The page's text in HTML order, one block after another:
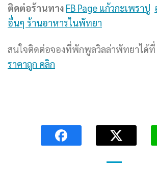
ติดต่อร้านทาง FB Page แก้วกะเพราปู
อื่นๆ ร้านอาหารในพัทยา
สนใจติดต่อจองที่พักพูลวิลล่าพัทยาได้ที่
ราคาถูก คลิก